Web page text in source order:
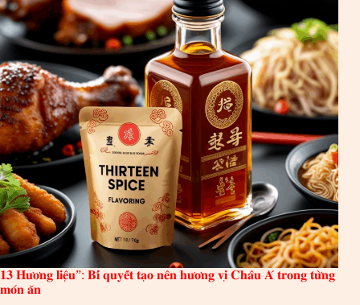
𝟏𝟑 𝐇𝐮̛𝐨̛𝐧𝐠 𝐥𝐢𝐞̣̂𝐮”: 𝐁𝐢́ 𝐪𝐮𝐲𝐞̂́𝐭 𝐭𝐚̣𝐨 𝐧𝐞̂𝐧 𝐡𝐮̛𝐨̛𝐧𝐠 𝐯𝐢̣ 𝐂𝐡𝐚̂𝐮 𝐀́ 𝐭𝐫𝐨𝐧𝐠 𝐭𝐮̛̀𝐧𝐠
𝐦𝐨́𝐧 𝐚̆𝐧